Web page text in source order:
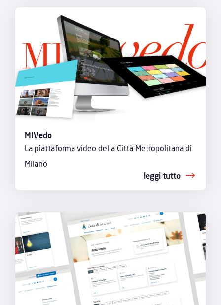
MIVedo
La piattaforma video della Città Metropolitana di
Milano
leggi tutto